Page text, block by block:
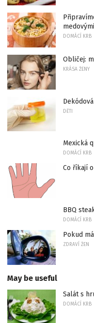
DOMÁCÍ KRB
Obličej:
KRÁSA ŽENY
DĚTI
Mexická
DOMÁCÍ KRB
Co říkají
BBQ
DOMÁCÍ KRB
Pokud
ZDRAVÍ ŽEN
May be useful
Salát s
DOMÁCÍ KRB